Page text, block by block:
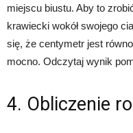
miejscu biustu. Aby to
krawiecki wokół swojego
się, że centymetr jest
mocno. Odczytaj wynik
4. Obliczenie